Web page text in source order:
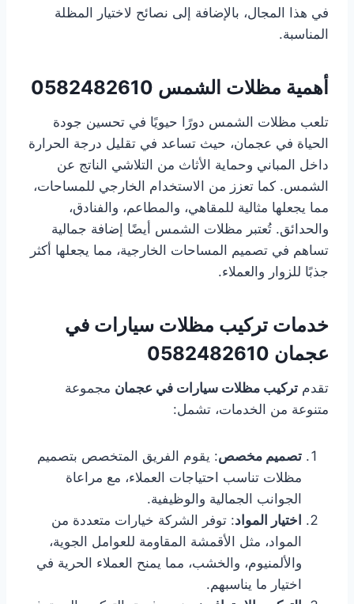
في هذا المجال، بالإضافة إلى نصائح لاختيار المظلة
المناسبة.
أهمية مظلات الشمس 0582482610
تلعب مظلات الشمس دورًا حيويًا في تحسين جودة
الحياة في عجمان، حيث تساعد في تقليل درجة الحرارة
داخل المباني وحماية الأثاث من التلاشي الناتج عن
الشمس. كما تعزز من الاستخدام الخارجي للمساحات،
مما يجعلها مثالية للمقاهي، والمطاعم، والفنادق،
والحدائق. تُعتبر مظلات الشمس أيضًا إضافة جمالية
تساهم في تصميم المساحات الخارجية، مما يجعلها أكثر
جذبًا للزوار والعملاء.
خدمات تركيب مظلات سيارات في
عجمان 0582482610
تقدم تركيب مظلات سيارات في عجمان مجموعة
متنوعة من الخدمات، تشمل:
تصميم مخصص: يقوم الفريق المتخصص بتصميم
مظلات تناسب احتياجات العملاء، مع مراعاة
الجوانب الجمالية والوظيفية.
اختيار المواد: توفر الشركة خيارات متعددة من
المواد، مثل الأقمشة المقاومة للعوامل الجوية،
والألمنيوم، والخشب، مما يمنح العملاء الحرية في
اختيار ما يناسبهم.